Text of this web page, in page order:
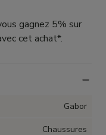
gagnez 5% sur
cet achat*.
Gabor
Chaussures